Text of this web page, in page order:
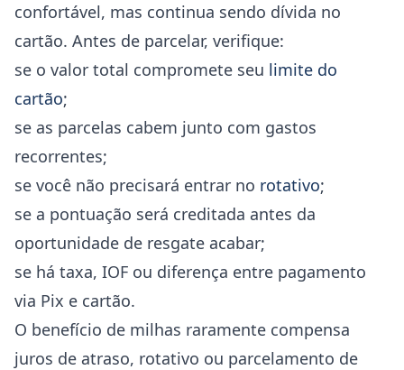
confortável, mas continua sendo dívida no
cartão. Antes de parcelar, verifique:
se o valor total compromete seu limite do
cartão;
se as parcelas cabem junto com gastos
recorrentes;
se você não precisará entrar no rotativo;
se a pontuação será creditada antes da
oportunidade de resgate acabar;
se há taxa, IOF ou diferença entre pagamento
via Pix e cartão.
O benefício de milhas raramente compensa
juros de atraso, rotativo ou parcelamento de